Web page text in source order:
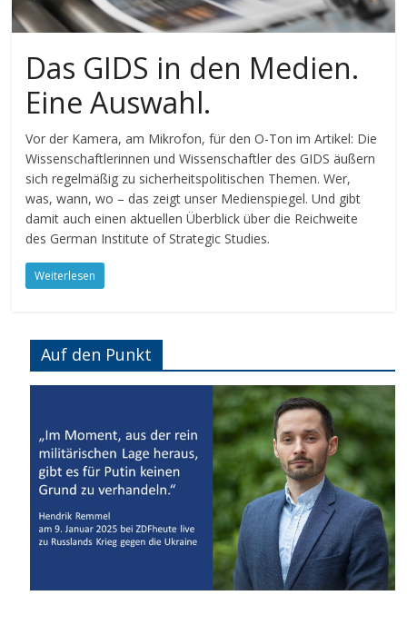
Das GIDS in den Medien.
Eine Auswahl.
Vor der Kamera, am Mikrofon, für den O-Ton im Artikel: Die
Wissenschaftlerinnen und Wissenschaftler des GIDS äußern
sich regelmäßig zu sicherheitspolitischen Themen. Wer,
was, wann, wo – das zeigt unser Medienspiegel. Und gibt
damit auch einen aktuellen Überblick über die Reichweite
des German Institute of Strategic Studies.
Weiterlesen
Auf den Punkt